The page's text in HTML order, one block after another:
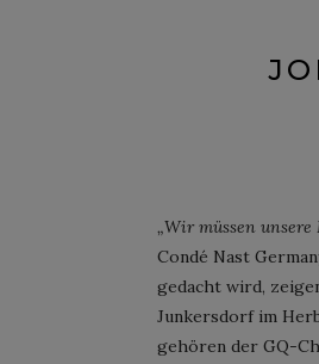
„Wir müssen
Condé Nast
gedacht wird,
Junkersdorf im
gehören der GQ-